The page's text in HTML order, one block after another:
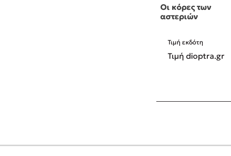
Οι κόρες των
αστεριών
Τιμή εκδότη
Τιμή dioptra.gr